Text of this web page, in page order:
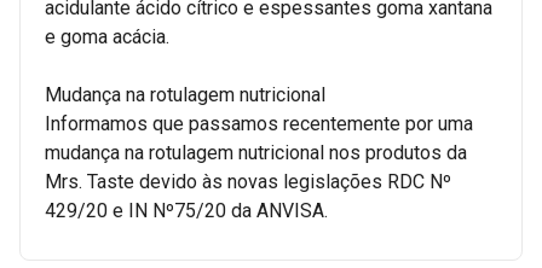
acidulante ácido cítrico e espessantes goma xantana
e goma acácia.
Mudança na rotulagem nutricional
Informamos que passamos recentemente por uma
mudança na rotulagem nutricional nos produtos da
Mrs. Taste devido às novas legislações RDC Nº
429/20 e IN Nº75/20 da ANVISA.